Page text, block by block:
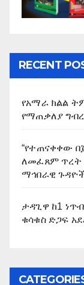
RECENT
የአማራ ክልል
የማጠቃለያ
“የተጠናቀቀው
ለመፈጸም ጥረት
ማኅበራዊ
ታዳጊዋ ከ1
ቁሳቁስ ድጋፍ